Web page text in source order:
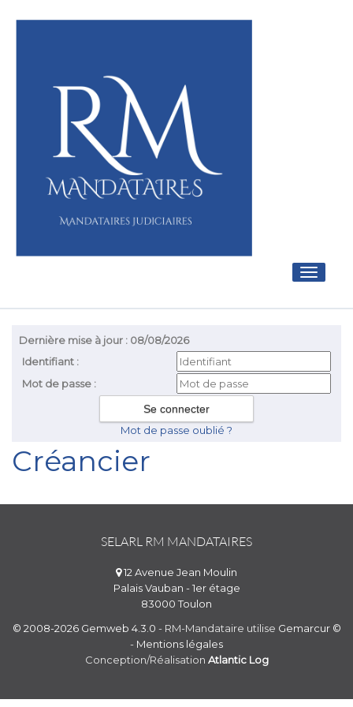
Toggle
Dernière mise à jour : 08/08/2026
Identifiant :
Mot de passe :
Mot de passe oublié ?
Créancier
SELARL RM MANDATAIRES
12 Avenue Jean Moulin
Palais Vauban - 1er étage
83000 Toulon
© 2008-2026 Gemweb 4.3.0 - RM-Mandataire utilise Gemarcur ©
- Mentions légales
Conception/Réalisation Atlantic Log